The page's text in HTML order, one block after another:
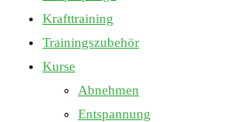
Krafttraining
Trainingszubehör
Kurse
Abnehmen
Entspannung